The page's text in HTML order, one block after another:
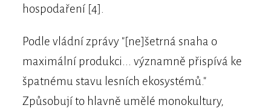
hospodaření [4].
Podle vládní zprávy "[ne]šetrná snaha o
maximální produkci... významně přispívá ke
špatnému stavu lesních ekosystémů."
Způsobují to hlavně umělé monokultury,